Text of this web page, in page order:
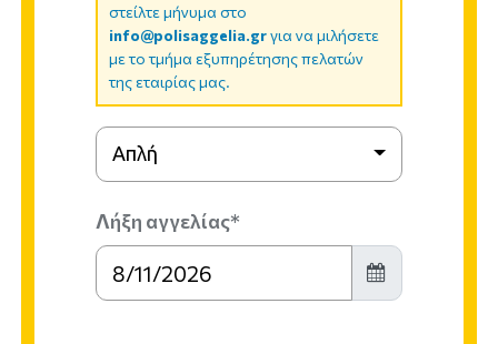
στείλτε μήνυμα στο
info@polisaggelia.grγια να μιλήσετε
με το τμήμα εξυπηρέτησης πελατών
της εταιρίας μας.
Απλή
Λήξη αγγελίας*